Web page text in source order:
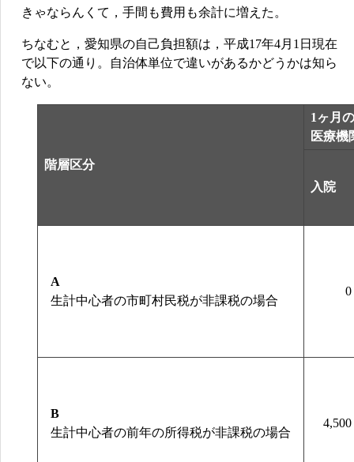
きゃならんくて，手間も費用も余計に増えた。
ちなむと，愛知県の自己負担額は，平成17年4月1日現在
で以下の通り。自治体単位で違いがあるかどうかは知ら
ない。
階層区分
1ヶ月
医療機
入院
A
生計中心者の市町村民税が非課税の場合
0
B
生計中心者の前年の所得税が非課税の場合
4,500